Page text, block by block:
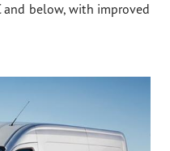
and below, with improved